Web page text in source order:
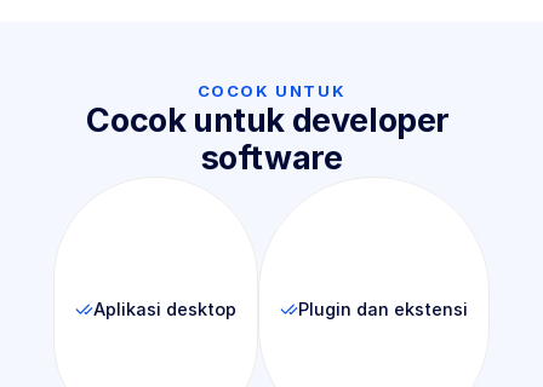
COCOK UNTUK
Cocok untuk developer
software
Aplikasi desktop Plugin dan ekstensi